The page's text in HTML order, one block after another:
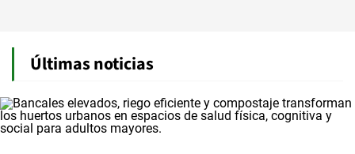
Últimas noticias